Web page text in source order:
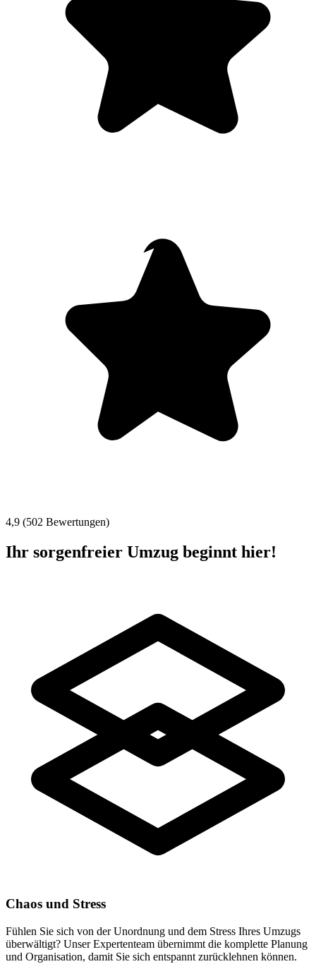
4,9 (502 Bewertungen)
Ihr sorgenfreier Umzug beginnt hier!
Chaos und Stress
Fühlen Sie sich von der Unordnung und dem Stress Ihres Umzugs
überwältigt? Unser Expertenteam übernimmt die komplette Planung
und Organisation, damit Sie sich entspannt zurücklehnen können.